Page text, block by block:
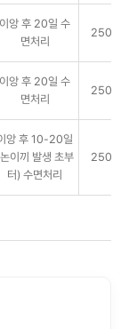
이앙 후 20일 수
면처리
250g/
이앙 후 20일 수
면처리
250g/
앙 후 10-20일
이끼 발생 초부
터) 수면처리
250g/